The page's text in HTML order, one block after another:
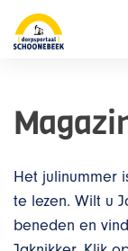
content
Het julinummer
te lezen. Wilt u
beneden en